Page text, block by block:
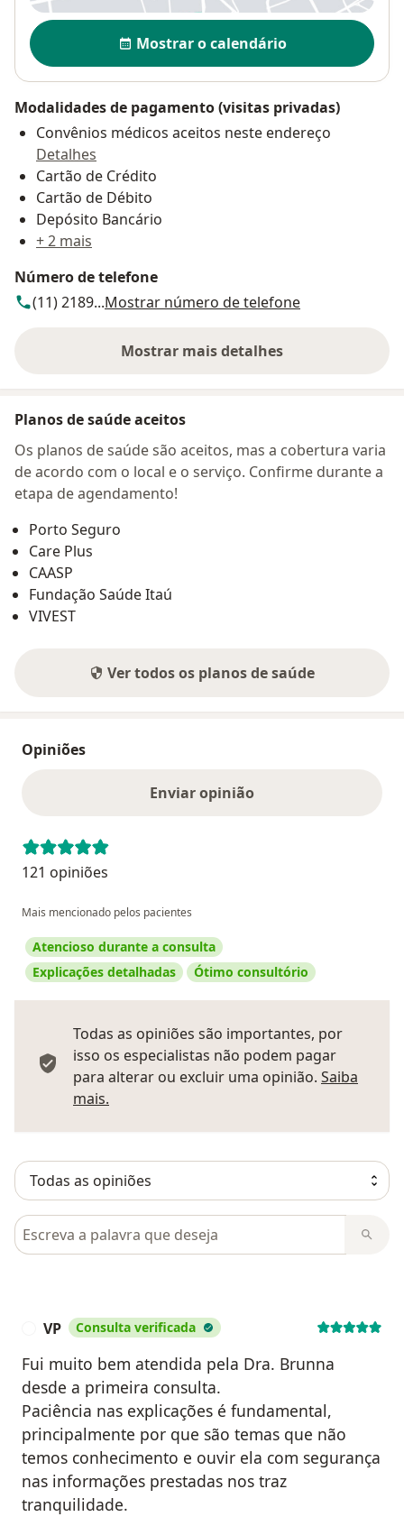
Disponibilidade
Mostrar o calendário
Modalidades de pagamento (visitas privadas)
Convênios médicos aceitos neste endereço
Detalhes
Cartão de Crédito
Cartão de Débito
Depósito Bancário
+ 2 mais
Número de telefone
(11) 2189...Mostrar número de telefone
Mostrar mais detalhes
sobre o endereço
Planos de saúde aceitos
Os planos de saúde são aceitos, mas a cobertura varia
de acordo com o local e o serviço. Confirme durante a
etapa de agendamento!
Porto Seguro
Care Plus
CAASP
Fundação Saúde Itaú
VIVEST
Ver todos os planos de saúde
Opiniões
Enviar opinião
121 opiniões
Mais mencionado pelos pacientes
Atencioso durante a consulta
Explicações detalhadas
Ótimo consultório
Todas as opiniões são importantes, por
isso os especialistas não podem pagar
para alterar ou excluir uma opinião. Saiba
mais.
Pesquisar em opiniões
VP Consulta verificada
Fui muito bem atendida pela Dra. Brunna
desde a primeira consulta.
Paciência nas explicações é fundamental,
principalmente por que são temas que não
temos conhecimento e ouvir ela com segurança
nas informações prestadas nos traz
tranquilidade.